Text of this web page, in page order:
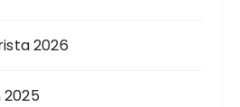
2026
2025